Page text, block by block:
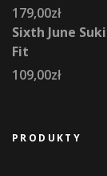
179,00zł
Sixth June
Fit
109,00zł
PRODUKTY